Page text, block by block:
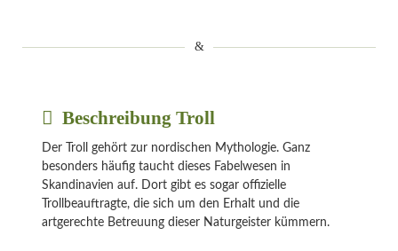
Beschreibung Troll
Der Troll gehört zur nordischen Mythologie. Ganz
besonders häufig taucht dieses Fabelwesen in
Skandinavien auf. Dort gibt es sogar offizielle
Trollbeauftragte, die sich um den Erhalt und die
artgerechte Betreuung dieser Naturgeister kümmern.